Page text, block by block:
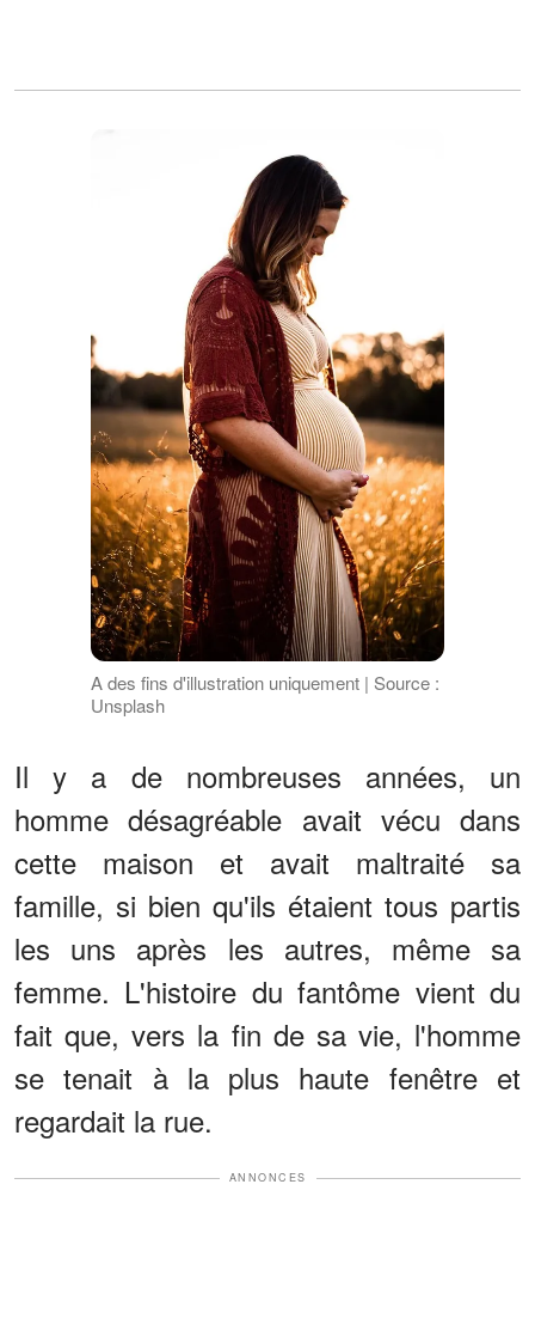
A des fins d'illustration uniquement | Source :
Unsplash
Il y a de nombreuses années, un
homme désagréable avait vécu dans
cette maison et avait maltraité sa
famille, si bien qu'ils étaient tous partis
les uns après les autres, même sa
femme. L'histoire du fantôme vient du
fait que, vers la fin de sa vie, l'homme
se tenait à la plus haute fenêtre et
regardait la rue.
ANNONCES